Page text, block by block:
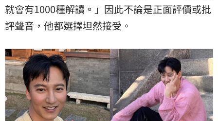
就會有1000種解讀。」因此不論是正面評價或批
評聲音，他都選擇坦然接受。